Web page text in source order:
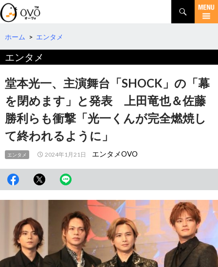
検
索
コ
テ
へ
動
ホーム > エンタメ
エンタメ
堂本光一、主演舞台「SHOCK」の「幕
を閉めます」と発表 上田竜也＆佐藤
勝利らも衝撃「光一くんが完全燃焼し
て終われるように」
エンタメ 2024年1月21日 エンタメOVO